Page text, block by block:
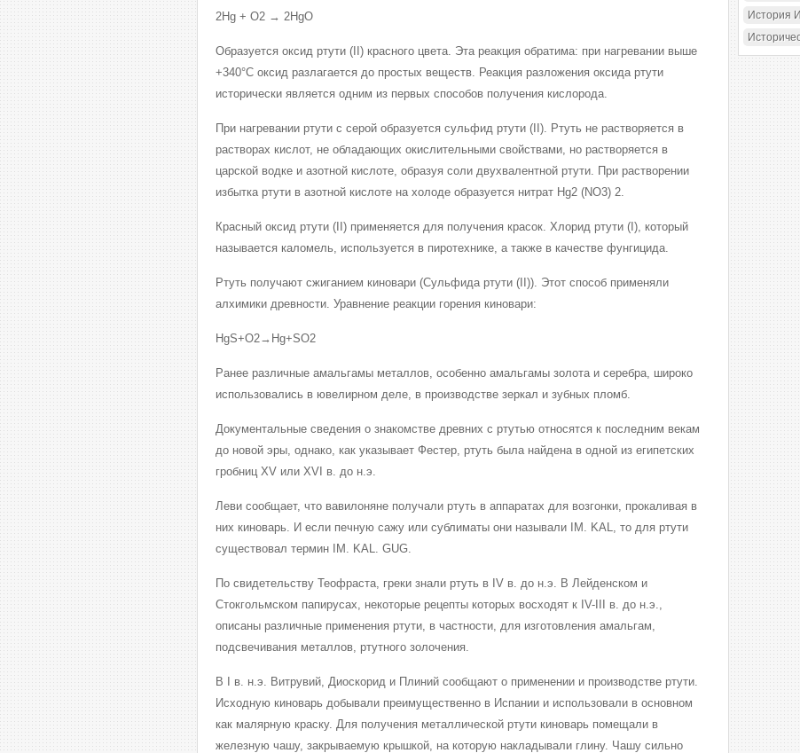
2Hg + O2 → 2HgO
Образуется оксид ртути (II) красного цвета. Эта реакция обратима: при нагревании выше
+340°C оксид разлагается до простых веществ. Реакция разложения оксида ртути
исторически является одним из первых способов получения кислорода.
При нагревании ртути с серой образуется сульфид ртути (II). Ртуть не растворяется в
растворах кислот, не обладающих окислительными свойствами, но растворяется в
царской водке и азотной кислоте, образуя соли двухвалентной ртути. При растворении
избытка ртути в азотной кислоте на холоде образуется нитрат Hg2 (NO3) 2.
Красный оксид ртути (II) применяется для получения красок. Хлорид ртути (I), который
называется каломель, используется в пиротехнике, а также в качестве фунгицида.
Ртуть получают сжиганием киновари (Сульфида ртути (II)). Этот способ применяли
алхимики древности. Уравнение реакции горения киновари:
HgS+O2→Hg+SO2
Ранее различные амальгамы металлов, особенно амальгамы золота и серебра, широко
использовались в ювелирном деле, в производстве зеркал и зубных пломб.
Документальные сведения о знакомстве древних с ртутью относятся к последним векам
до новой эры, однако, как указывает Фестер, ртуть была найдена в одной из египетских
гробниц XV или XVI в. до н.э.
Леви сообщает, что вавилоняне получали ртуть в аппаратах для возгонки, прокаливая в
них киноварь. И если печную сажу или сублиматы они называли IM. KAL, то для ртути
существовал термин IM. KAL. GUG.
По свидетельству Теофраста, греки знали ртуть в IV в. до н.э. В Лейденском и
Стокгольмском папирусах, некоторые рецепты которых восходят к IV-III в. до н.э.,
описаны различные применения ртути, в частности, для изготовления амальгам,
подсвечивания металлов, ртутного золочения.
В I в. н.э. Витрувий, Диоскорид и Плиний сообщают о применении и производстве ртути.
Исходную киноварь добывали преимущественно в Испании и использовали в основном
как малярную краску. Для получения металлической ртути киноварь помещали в
железную чашу, закрываемую крышкой, на которую накладывали глину. Чашу сильно
История